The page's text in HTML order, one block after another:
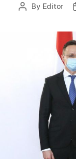
Post
By Editor